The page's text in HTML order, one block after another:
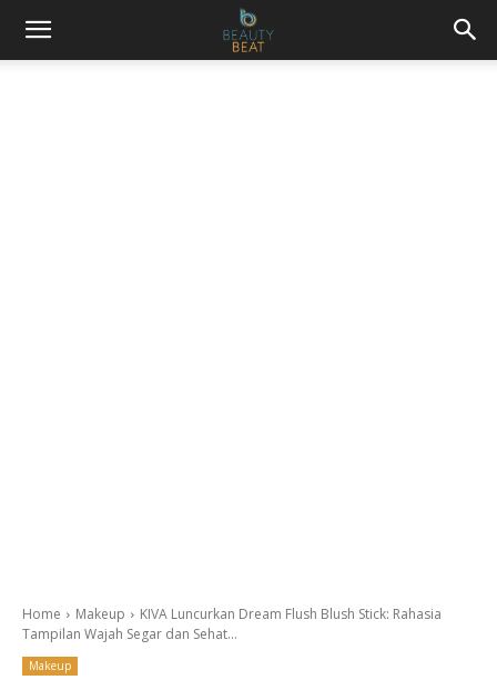
Home Makeup
KIVA Luncurkan Dream Flush Blush Stick: Rahasia
Tampilan Wajah Segar dan Sehat...
Makeup